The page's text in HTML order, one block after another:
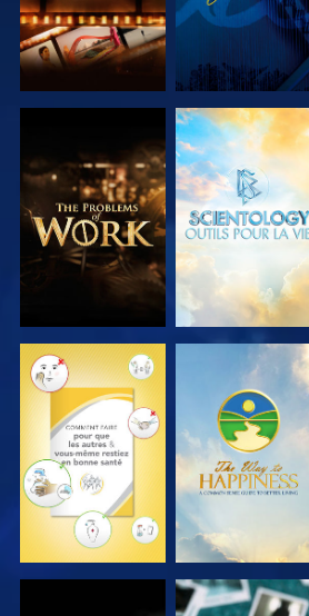
DÉCOUVRIR
LES SÉRIES
DÉCOUVRIR
LES SÉRIES
REGARDER REGARDER